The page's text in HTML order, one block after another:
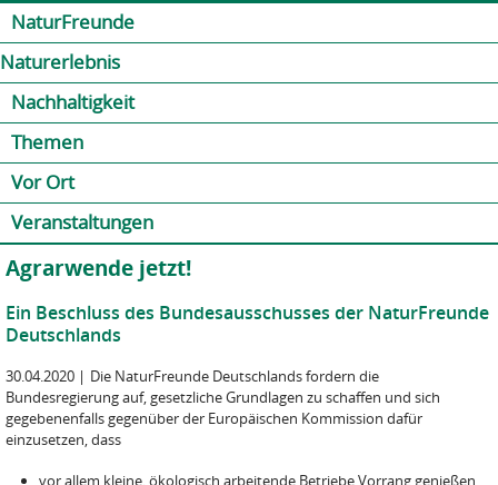
NaturFreunde
Naturerlebnis
Nachhaltigkeit
Themen
Vor Ort
Veranstaltungen
Agrarwende jetzt!
Ein Beschluss des Bundesausschusses der NaturFreunde
Deutschlands
30.04.2020 | Die NaturFreunde Deutschlands fordern die
Bundesregierung auf, gesetzliche Grundlagen zu schaffen und sich
gegebenenfalls gegenüber der Europäischen Kommission dafür
einzusetzen, dass
vor allem kleine, ökologisch arbeitende Betriebe Vorrang genießen